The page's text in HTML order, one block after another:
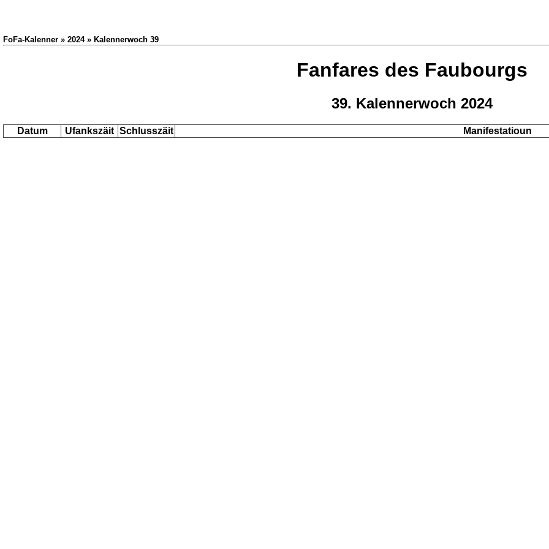
FoFa-Kalenner » 2024 » Kalennerwoch 39
Fanfares des Faubourgs
39. Kalennerwoch 2024
Datum Ufankszäit Schlusszäit Manifestatioun